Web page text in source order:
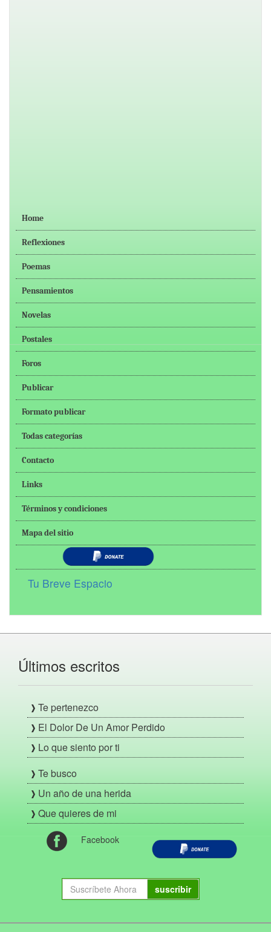
Home
Reflexiones
Poemas
Pensamientos
Novelas
Postales
Foros
Publicar
Formato publicar
Todas categorías
Contacto
Links
Términos y condiciones
Mapa del sitio
Tu Breve Espacio
Últimos escritos
Te pertenezco
El Dolor De Un Amor Perdido
Lo que siento por ti
Te busco
Un año de una herida
Que quieres de mi
Facebook
suscribir